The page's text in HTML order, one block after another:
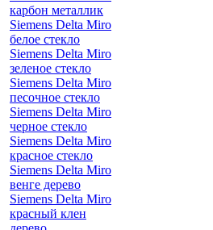
карбон металлик
Siemens Delta Miro
белое стекло
Siemens Delta Miro
зеленое стекло
Siemens Delta Miro
песочное стекло
Siemens Delta Miro
черное стекло
Siemens Delta Miro
красное стекло
Siemens Delta Miro
венге дерево
Siemens Delta Miro
красный клен